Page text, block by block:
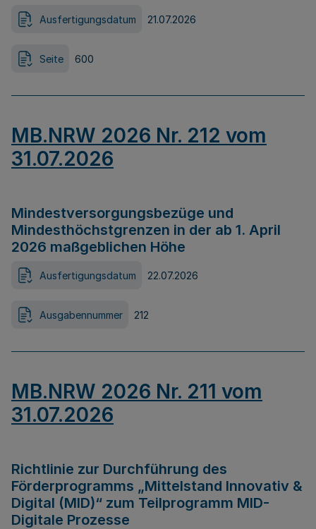
Ausfertigungsdatum 21.07.2026
Seite 600
MB.NRW 2026 Nr. 212 vom
31.07.2026
Mindestversorgungsbezüge und
Mindesthöchstgrenzen in der ab 1. April
2026 maßgeblichen Höhe
Ausfertigungsdatum 22.07.2026
Ausgabennummer 212
MB.NRW 2026 Nr. 211 vom
31.07.2026
Richtlinie zur Durchführung des
Förderprogramms „Mittelstand Innovativ &
Digital (MID)“ zum Teilprogramm MID-
Digitale Prozesse